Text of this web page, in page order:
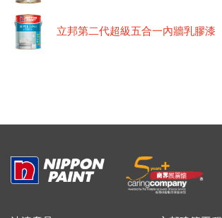
立邦第二代超級五合一內牆乳膠漆